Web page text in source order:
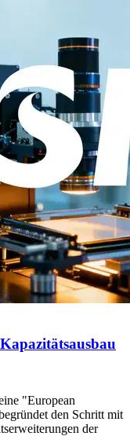
"European
den Schritt mit
der